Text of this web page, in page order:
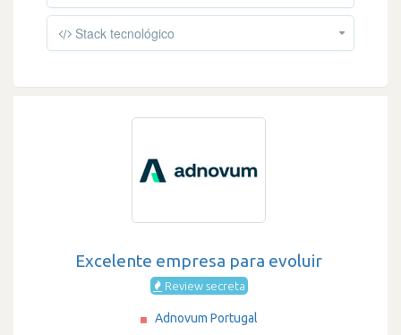
Stack tecnológico
Excelente empresa para evoluir
Review secreta
Adnovum Portugal